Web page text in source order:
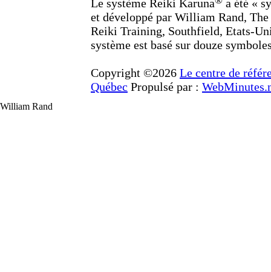
William Rand
Le système Reiki Karuna
a été «
et développé par William Rand,
Reiki Training, Southfield, Etats-
système est basé sur douze
Copyright ©2026 Le centre de
Québec Propulsé par :